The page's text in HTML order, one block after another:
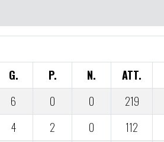
G. P. N. ATT.
6 0 0 219
4 2 0 112